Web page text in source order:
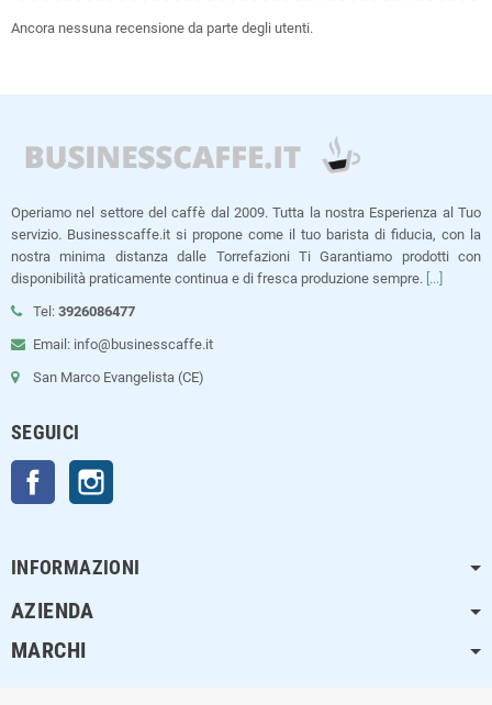
Ancora nessuna recensione da parte degli utenti.
Operiamo nel settore del caffè dal 2009. Tutta la nostra Esperienza al Tuo
servizio. Businesscaffe.it si propone come il tuo barista di fiducia, con la
nostra minima distanza dalle Torrefazioni Ti Garantiamo prodotti con
disponibilità praticamente continua e di fresca produzione sempre. [...]
Tel: 3926086477
Email: info@businesscaffe.it
San Marco Evangelista (CE)
SEGUICI
Facebook
INFORMAZIONI
AZIENDA
MARCHI